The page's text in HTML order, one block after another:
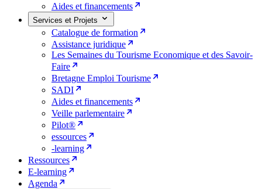
Aides et financements
Services et Projets
Catalogue de formation
Assistance juridique
Les Semaines du Tourisme Economique et des Savoir-
Faire
Bretagne Emploi Tourisme
SADI
Aides et financements
Veille parlementaire
Pilot®
essources
-learning
Ressources
E-learning
Agenda